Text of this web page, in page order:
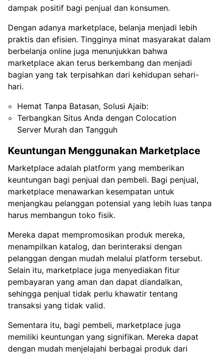
dampak positif bagi penjual dan konsumen.
Dengan adanya marketplace, belanja menjadi lebih
praktis dan efisien. Tingginya minat masyarakat dalam
berbelanja online juga menunjukkan bahwa
marketplace akan terus berkembang dan menjadi
bagian yang tak terpisahkan dari kehidupan sehari-
hari.
Hemat Tanpa Batasan, Solusi Ajaib:
Terbangkan Situs Anda dengan Colocation
Server Murah dan Tangguh
Keuntungan Menggunakan Marketplace
Marketplace adalah platform yang memberikan
keuntungan bagi penjual dan pembeli. Bagi penjual,
marketplace menawarkan kesempatan untuk
menjangkau pelanggan potensial yang lebih luas tanpa
harus membangun toko fisik.
Mereka dapat mempromosikan produk mereka,
menampilkan katalog, dan berinteraksi dengan
pelanggan dengan mudah melalui platform tersebut.
Selain itu, marketplace juga menyediakan fitur
pembayaran yang aman dan dapat diandalkan,
sehingga penjual tidak perlu khawatir tentang
transaksi yang tidak valid.
Sementara itu, bagi pembeli, marketplace juga
memiliki keuntungan yang signifikan. Mereka dapat
dengan mudah menjelajahi berbagai produk dari